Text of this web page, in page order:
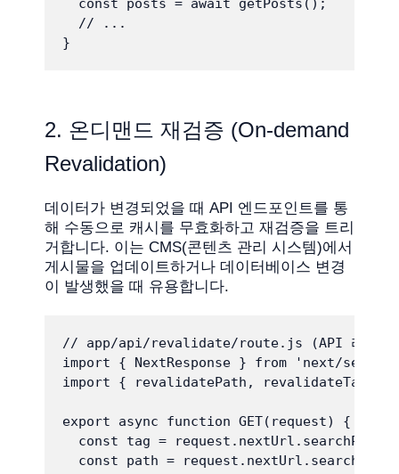
  const posts = await getPosts();
  // ...
}
2. 온디맨드 재검증 (On-demand
Revalidation)
데이터가 변경되었을 때 API 엔드포인트를 통
해 수동으로 캐시를 무효화하고 재검증을 트리
거합니다. 이는 CMS(콘텐츠 관리 시스템)에서
게시물을 업데이트하거나 데이터베이스 변경
이 발생했을 때 유용합니다.
// app/api/revalidate/route.js (API 라우트
import { NextResponse } from 'next/
import { revalidatePath, revalidateTag }
export async function GET(request) {
const tag =
const path =